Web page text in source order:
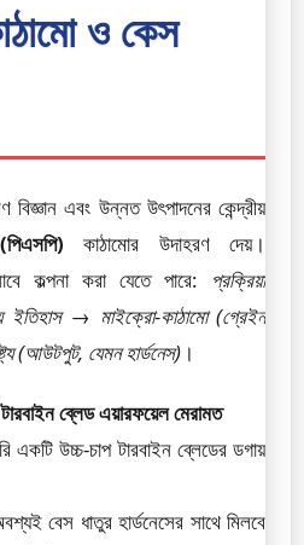
ও কেস
এবং উন্নত উৎপাদনের কেন্দ্রীয়
কাঠামোর উদাহরণ দেয়।
কল্পনা করা যেতে পারে: প্রক্রিয়া
ইতিহাস→ মাইক্রো-কাঠামো (গ্রেইন
(আউটপুট, যেমন হার্ডনেস) ।
ব্লেড এয়ারফয়েল মেরামত
একটি উচ্চ-চাপ টারবাইন ব্লেডের ডগায়
বেস ধাতুর হার্ডনেসের সাথে মিলবে